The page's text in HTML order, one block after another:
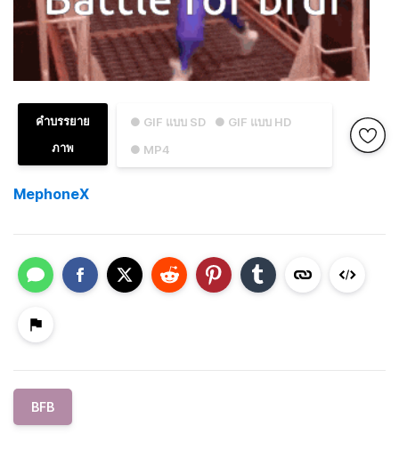
● GIF แบบ SD
● GIF แบบ HD
● MP4
คำบรรยาย
ภาพ
MephoneX
BFB